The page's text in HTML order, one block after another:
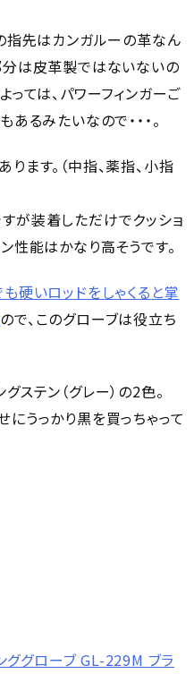
指先はカンガルーの革なん
分は皮革製ではないないの
っては、パワーフィンガーご
るみたいなので・・・。
ます。（中指、薬指、小指
が装着しただけでクッショ
性能はかなり高そうです。
硬いロッドをしゃくると掌
ので、このグローブは役立ち
ステン（グレー）の2色。
うっかり黒を買っちゃって
ググローブ GL-229M ブラ